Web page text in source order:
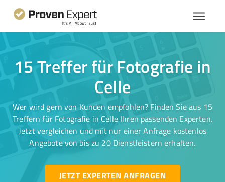
15 Treffer für Fotografie in
Celle
Wer wird gern von Kunden empfohlen? Finden Sie aus 15
Treffern für Fotografie in Celle Ihren passenden Experten.
Jetzt vergleichen und mit nur einer Anfrage kostenlos
Angebote von bis zu 20 Dienstleistern erhalten.
JETZT EXPERTEN ANFRAGEN